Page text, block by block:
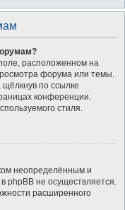
расположенном на
форума или темы.
по ссылке
конференции.
стиля.
неопределённым и
phpBB не осуществляется.
расширенного